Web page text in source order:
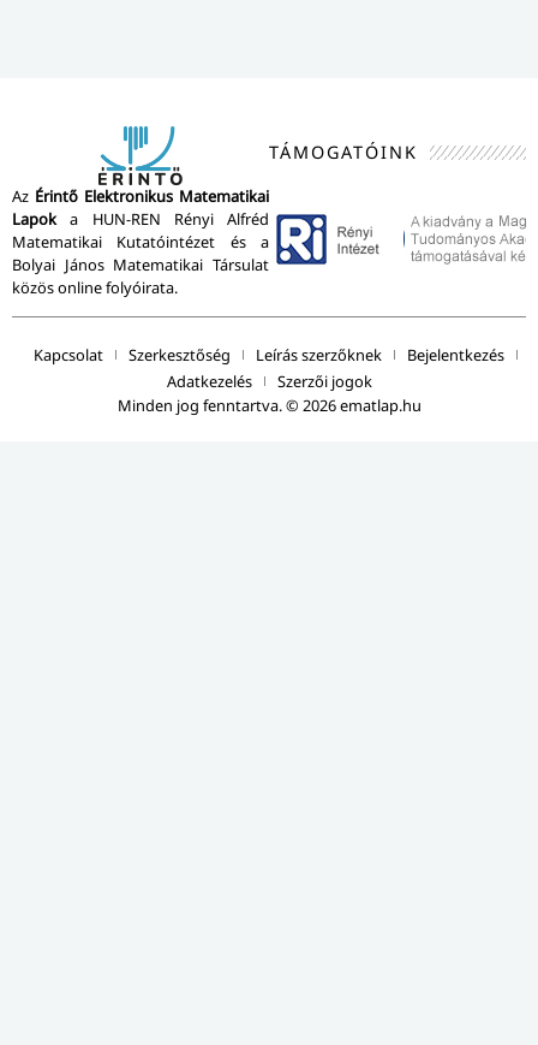
Az Érintő Elektronikus Matematikai
Lapoka HUN-REN Rényi Alfréd
Matematikai Kutatóintézet és a
Bolyai János Matematikai Társulat
közös online folyóirata.
TÁMOGATÓINK
Minden jog fenntartva. © 2026 ematlap.hu
Kapcsolat Szerkesztőség Leírás szerzőknek
Bejelentkezés
Adatkezelés
Szerzői jogok